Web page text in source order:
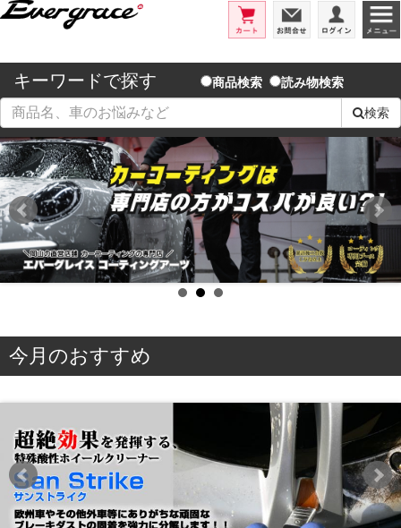
エバーグレイス/洗車用品とコーテ
カート お問合せ ログイ
キーワードで探す 商品検索 読み物検索
検索
今月のおすすめ